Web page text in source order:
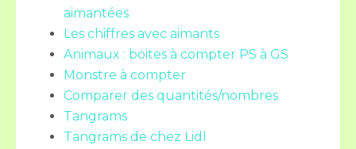
aimantées
Les chiffres avec aimants
Animaux : boites à compter PS à GS
Monstre à compter
Comparer des quantités/nombres
Tangrams
Tangrams de chez Lidl